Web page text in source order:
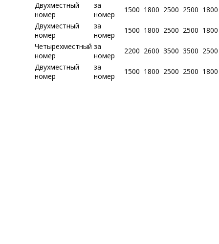
Двухместный
номер
за
номер
1500 1800 2500 2500 1800
Двухместный
номер
за
номер
1500 1800 2500 2500 1800
Четырехместный
номер
за
номер
2200 2600 3500 3500 2500
Двухместный
номер
за
номер
1500 1800 2500 2500 1800